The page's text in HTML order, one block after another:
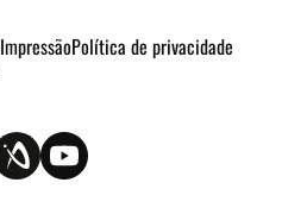
ImpressãoPolítica de privacidade